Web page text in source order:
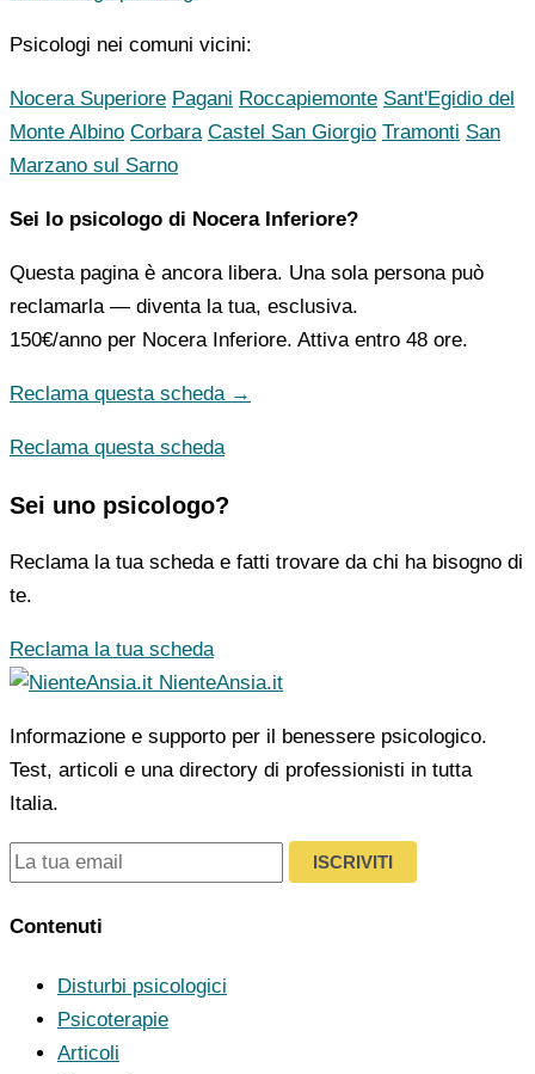
Psicologi nei comuni vicini:
Nocera Superiore Pagani Roccapiemonte Sant'Egidio del
Monte Albino Corbara Castel San Giorgio Tramonti San
Marzano sul Sarno
Sei lo psicologo di Nocera Inferiore?
Questa pagina è ancora libera. Una sola persona può
reclamarla — diventa la tua, esclusiva.
150€/anno per Nocera Inferiore. Attiva entro 48 ore.
Reclama questa scheda →
Reclama questa scheda
Sei uno psicologo?
Reclama la tua scheda e fatti trovare da chi ha bisogno di
te.
Reclama la tua scheda
NienteAnsia.it
Informazione e supporto per il benessere psicologico.
Test, articoli e una directory di professionisti in tutta
Italia.
ISCRIVITI
Contenuti
Disturbi psicologici
Psicoterapie
Articoli